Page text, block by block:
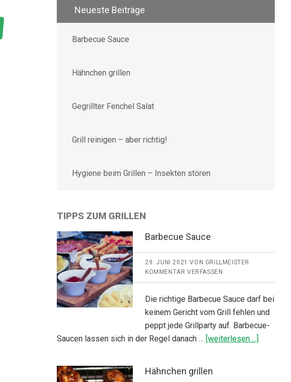
Neueste Beiträge
Barbecue Sauce
Hähnchen grillen
Gegrillter Fenchel Salat
Grill reinigen – aber richtig!
Hygiene beim Grillen – Insekten stören
TIPPS ZUM GRILLEN
Barbecue Sauce
29. JUNI 2021 VON GRILLMEISTER
KOMMENTAR VERFASSEN
Die richtige Barbecue Sauce darf bei
keinem Gericht vom Grill fehlen und
peppt jede Grillparty auf. Barbecue-
Saucen lassen sich in der Regel danach … [weiterlesen ...]
Hähnchen grillen